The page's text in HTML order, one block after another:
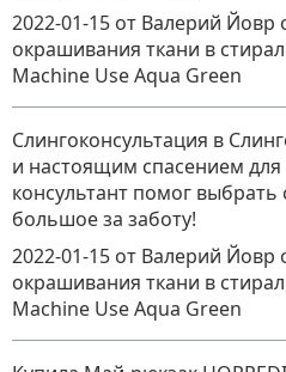
2022-01-15 от Валерий Йовр
окрашивания ткани в
Machine Use Aqua Green
Слингоконсультация в
и настоящим спасением
консультант помог выбрать
большое за заботу!
2022-01-15 от Валерий Йовр
окрашивания ткани в
Machine Use Aqua Green